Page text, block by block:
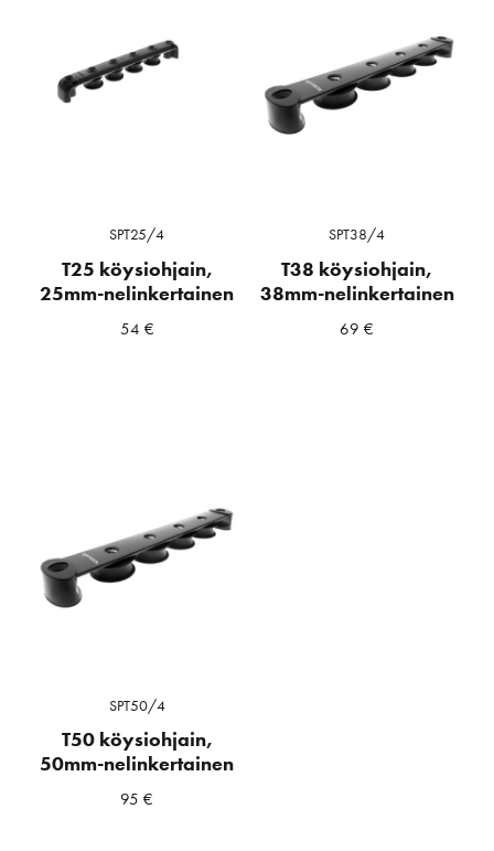
SPT25/4
T25 köysiohjain,
25mm-nelinkertainen
54 €
SPT38/4
T38 köysiohjain,
38mm-nelinkertainen
69€
SPT50/4
T50 köysiohjain,
50mm-nelinkertainen
95€